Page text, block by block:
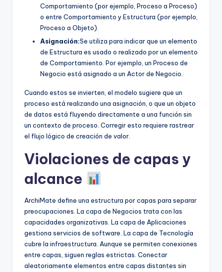
Comportamiento (por ejemplo, Proceso a Proceso)
o entre Comportamiento y Estructura (por ejemplo,
Proceso a Objeto).
Asignación:Se utiliza para indicar que un elemento
de Estructura es usado o realizado por un elemento
de Comportamiento. Por ejemplo, un Proceso de
Negocio está asignado a un Actor de Negocio.
Cuando estos se invierten, el modelo sugiere que un
proceso está realizando una asignación, o que un objeto
de datos está fluyendo directamente a una función sin
un contexto de proceso. Corregir esto requiere rastrear
el flujo lógico de creación de valor.
Violaciones de capas y
alcance
ArchiMate define una estructura por capas para separar
preocupaciones. La capa de Negocios trata con las
capacidades organizativas. La capa de Aplicaciones
gestiona servicios de software. La capa de Tecnología
cubre la infraestructura. Aunque se permiten conexiones
entre capas, siguen reglas estrictas. Conectar
aleatoriamente elementos entre capas distantes sin